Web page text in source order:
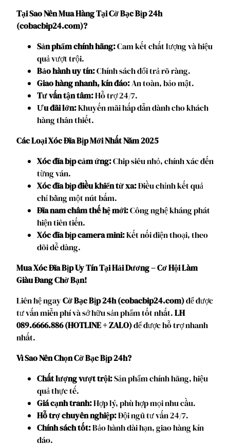
Tại Sao Nên Mua Hàng Tại Cờ Bạc Bịp 24h
(cobacbip24.com)?
Sản phẩm chính hãng:Cam kết chất lượng và hiệu
quả vượt trội.
Bảo hành uy tín:Chính sách đổi trả rõ ràng.
Giao hàng nhanh, kín đáo:An toàn, bảo mật.
Tư vấn tận tâm:Hỗ trợ 24/7.
Ưu đãi lớn:Khuyến mãi hấp dẫn dành cho khách
hàng thân thiết.
Các Loại Xóc Đĩa Bịp Mới Nhất Năm 2025
Xóc đĩa bịp cảm ứng:Chip siêu nhỏ, chính xác đến
từng ván.
Xóc đĩa bịp điều khiển từ xa:Điều chỉnh kết quả
chỉ bằng một nút bấm.
Đĩa nam châm thế hệ mới:Công nghệ kháng phát
hiện tiên tiến.
Xóc đĩa bịp camera mini:Kết nối điện thoại, theo
dõi dễ dàng.
Mua Xóc Đĩa Bịp Uy Tín Tại Hải Dương – Cơ Hội Làm
Giàu Đang Chờ Bạn!
Liên hệ ngayCờ Bạc Bịp 24h (cobacbip24.com)để được
tư vấn miễn phí và sở hữu sản phẩm tốt nhất.LH
089.6666.886 (HOTLINE + ZALO)để được hỗ trợ nhanh
nhất.
Vì Sao Nên Chọn Cờ Bạc Bịp 24h?
Chất lượng vượt trội:Sản phẩm chính hãng, hiệu
quả thực tế.
Giá cạnh tranh:Hợp lý, phù hợp mọi nhu cầu.
Hỗ trợ chuyên nghiệp:Đội ngũ tư vấn 24/7.
Chính sách tốt:Bảo hành dài hạn, giao hàng kín
đáo.